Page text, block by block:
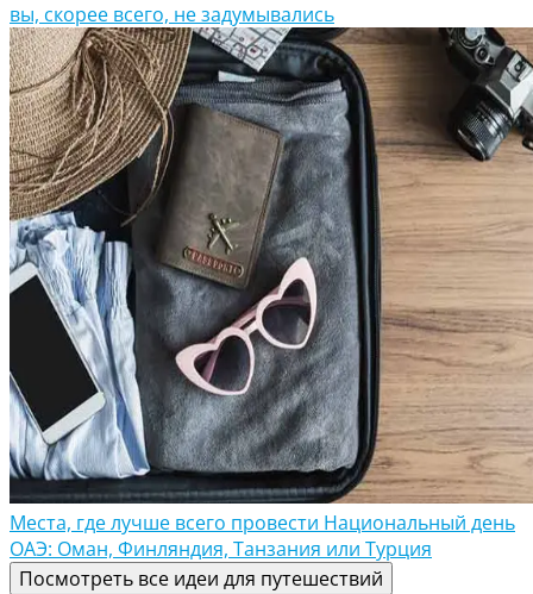
вы, скорее всего, не задумывались
Места, где лучше всего провести Национальный день
ОАЭ: Оман, Финляндия, Танзания или Турция
Посмотреть все идеи для путешествий